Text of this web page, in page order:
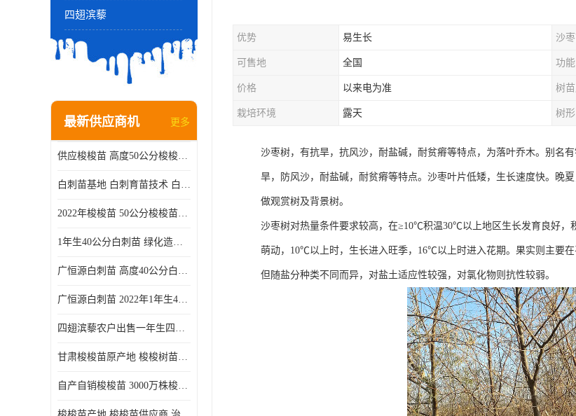
四翅滨藜
最新供应商机 更多
供应梭梭苗 高度50公分梭梭种苗基地 一手货源无中介
白刺苗基地 白刺育苗技术 白刺苗产地
2022年梭梭苗 50公分梭梭苗产地 沙漠绿化梭梭苗基地 提供技术
1年生40公分白刺苗 绿化造林白刺树苗
广恒源白刺苗 高度40公分白刺树苗
广恒源白刺苗 2022年1年生40公分白刺树苗
四翅滨藜农户出售一年生四翅滨藜各种规格四翅滨黎产地货源
甘肃梭梭苗原产地 梭梭树苗种植技术 梭梭种苗基地
自产自销梭梭苗 3000万株梭梭种苗供应 办理检疫全国发货
优势 易生长 沙
可售地 全国 功能
价格 以来电为准 树
栽培环境 露天 树形
沙枣树，有抗旱，抗风沙，耐盐碱，耐贫瘠等特点，为落叶乔木。别名
旱，防风沙，耐盐碱，耐贫瘠等特点。沙枣叶片低矮，生长速度快。晚
做观赏树及背景树。
沙枣树对热量条件要求较高，在≥10℃积温30℃以上地区生长发育良好
萌动，10℃以上时，生长进入旺季，16℃以上时进入花期。果实则主要
但随盐分种类不同而异，对盐土适应性较强，对氯化物则抗性较弱。